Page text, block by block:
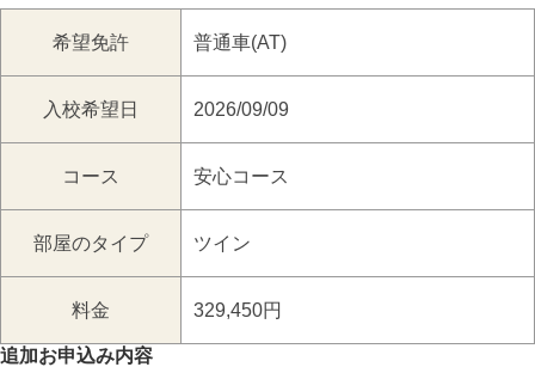
希望免許 普通車(AT)
入校希望日 2026/09/09
コース 安心コース
部屋のタイプ ツイン
料金 329,450円
追加お申込み内容